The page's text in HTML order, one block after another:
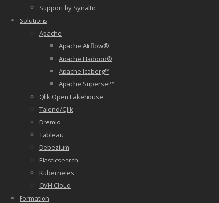
Support by Synaltic
Solutions
Apache
Apache AIrflow®
Apache Hadoop®
Apache Iceberg™
Apache Superset™
Qlik Open Lakehouse
Talend/Qlik
Dremio
Tableau
Debezium
Elasticsearch
Kubernetes
OVH Cloud
Formation